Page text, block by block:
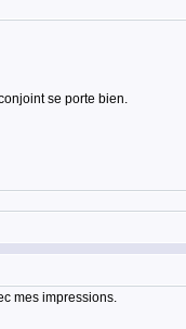
se porte bien.
mes impressions.